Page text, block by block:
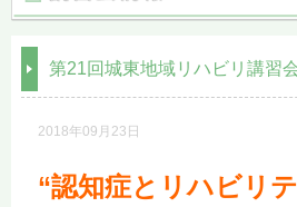
事業所一覧
会社概要
第21回城東地域リハビリ講習
2018年09月23日
“認知症とリハビリ